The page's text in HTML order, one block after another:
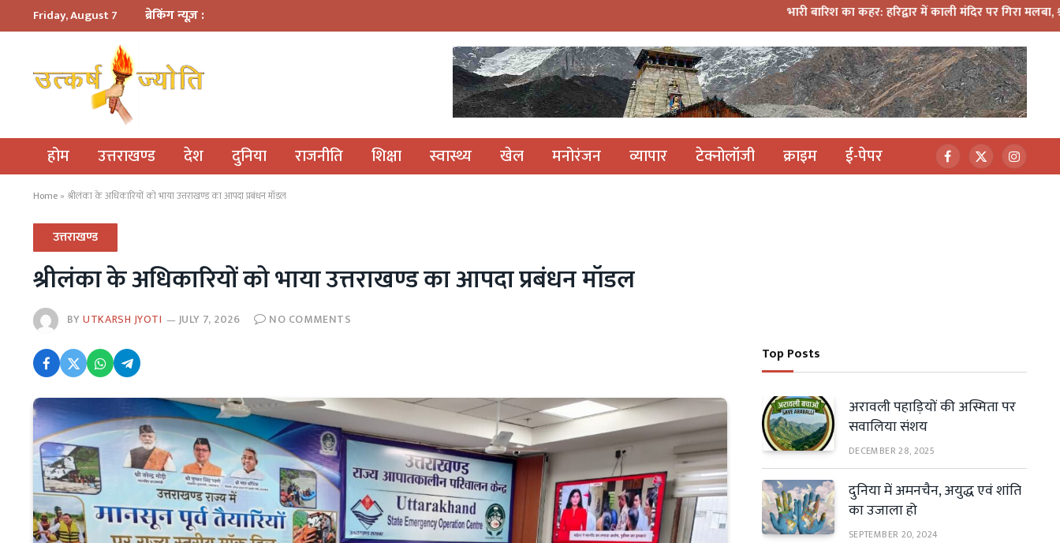
Friday, August 7 ब्रेकिंग न्यूज़ : भारी बारिश का कहर: हरिद्वार में काली मंदिर पर गिरा मलबा, श्रीनगर
होम उत्तराखण्ड देश दुनिया राजनीति शिक्षा स्वास्थ्य खेल मनोरंजन व्यापार टेक्नोलॉजी क्राइम ई-पेपर Facebook
X
(Twitter)
Home » श्रीलंका के अधिकारियों को भाया उत्तराखण्ड का आपदा प्रबंधन मॉडल
उत्तराखण्ड
श्रीलंका के अधिकारियों को भाया उत्तराखण्ड का आपदा प्रबंधन मॉडल
BYUTKARSH JYOTI JULY 7, 2026 NO COMMENTS
Top Posts
अरावली पहाड़ियों की अस्मिता पर
सवालिया संशय
DECEMBER 28, 2025
दुनिया में अमनचैन, अयुद्ध एवं शांति
का उजाला हो
SEPTEMBER 20, 2024